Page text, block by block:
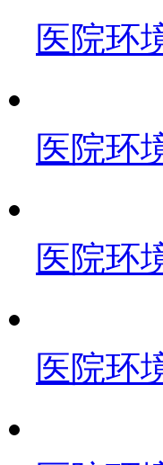
医院环
医院环
医院环
医院环